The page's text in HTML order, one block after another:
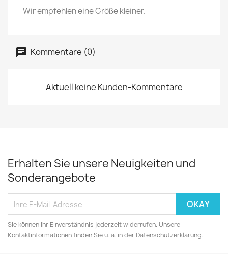
Wir empfehlen eine Größe kleiner.
Kommentare (0)
Aktuell keine Kunden-Kommentare
Erhalten Sie unsere Neuigkeiten und
Sonderangebote
Sie können Ihr Einverständnis jederzeit widerrufen. Unsere
Kontaktinformationen finden Sie u. a. in der Datenschutzerklärung.